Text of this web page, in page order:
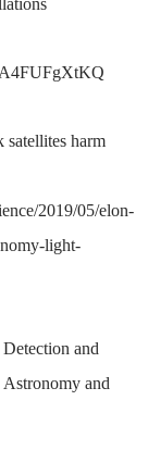
harm
2019/05/elon-
light-
and
and